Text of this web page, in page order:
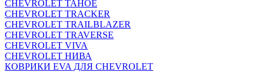
CHEVROLET TAHOE
CHEVROLET TRACKER
CHEVROLET TRAILBLAZER
CHEVROLET TRAVERSE
CHEVROLET VIVA
CHEVROLET НИВА
КОВРИКИ EVA ДЛЯ CHEVROLET